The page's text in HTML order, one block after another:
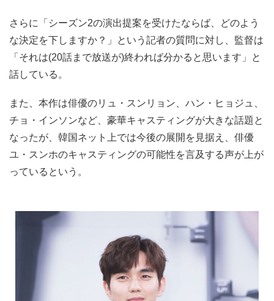
さらに「シーズン2の演出提案を受けたならば、どのよう
な決定を下しますか？」という記者の質問に対し、監督は
「それは(20話まで放送が)終われば分かると思います」と
話している。
また、本作は俳優のリュ・スンリョン、ハン・ヒョジュ、
チョ・インソンなど、豪華キャスティングが大きな話題と
なったが、韓国ネット上では今後の展開を見据え、俳優
ユ・スンホのキャスティングの可能性を言及する声が上が
っているという。